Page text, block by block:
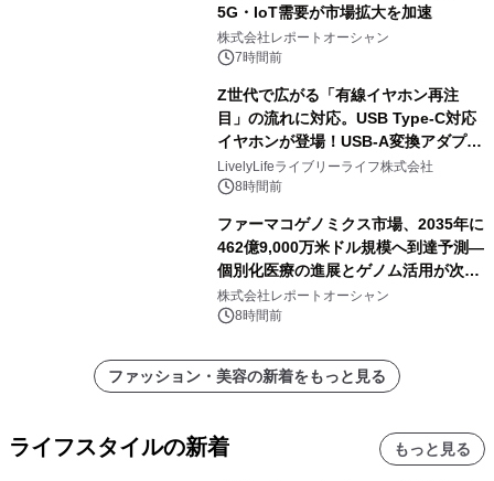
5G・IoT需要が市場拡大を加速
株式会社レポートオーシャン
7時間前
Z世代で広がる「有線イヤホン再注
目」の流れに対応。USB Type-C対応
イヤホンが登場！USB-A変換アダプタ
ー付きでスマホからパソコンまで幅広
く活用可能
LivelyLifeライブリーライフ株式会社
8時間前
ファーマコゲノミクス市場、2035年に
462億9,000万米ドル規模へ到達予測―
個別化医療の進展とゲノム活用が次世
代ヘルスケア投資を加速
株式会社レポートオーシャン
8時間前
ファッション・美容の新着をもっと見る
ライフスタイルの新着 もっと見る